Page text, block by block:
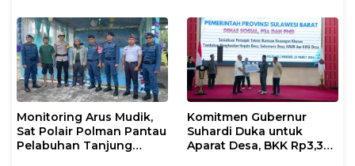
Monitoring Arus Mudik,
Sat Polair Polman Pantau
Pelabuhan Tanjung
Komitmen Gubernur
Suhardi Duka untuk
Aparat Desa, BKK Rp3,3